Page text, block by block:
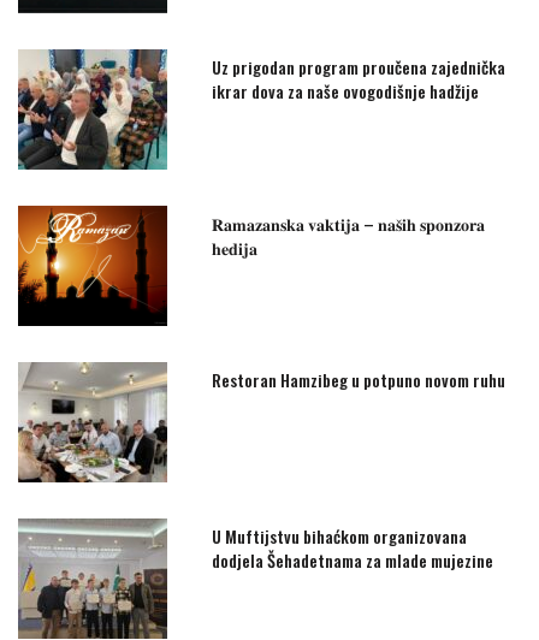
Uz prigodan program proučena zajednička
ikrar dova za naše ovogodišnje hadžije
𝐑𝐚𝐦𝐚𝐳𝐚𝐧𝐬𝐤𝐚 𝐯𝐚𝐤𝐭𝐢𝐣𝐚 – 𝐧𝐚𝐬̌𝐢𝐡 𝐬𝐩𝐨𝐧𝐳𝐨𝐫𝐚
𝐡𝐞𝐝𝐢𝐣𝐚
Restoran Hamzibeg u potpuno novom ruhu
U Muftijstvu bihaćkom organizovana
dodjela Šehadetnama za mlade mujezine